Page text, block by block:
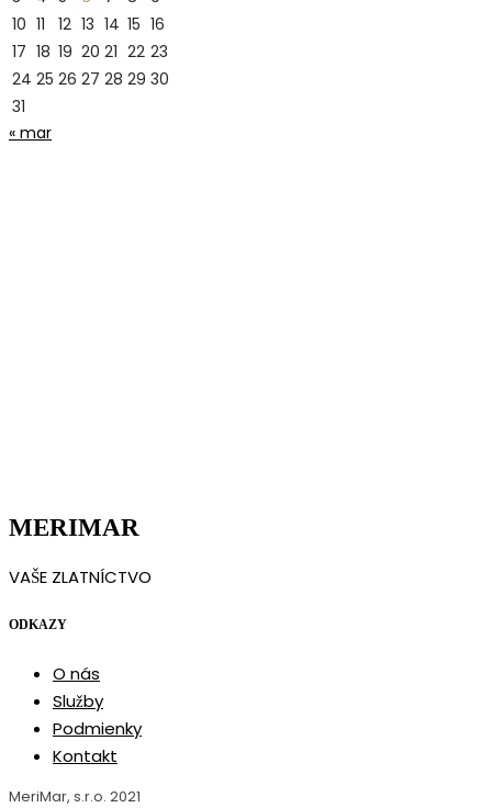
10 11 12 13 14 15 16
17 18 19 20 21 22 23
24 25 26 27 28 29 30
31
« mar
MERIMAR
VAŠE ZLATNÍCTVO
ODKAZY
O nás
Služby
Podmienky
Kontakt
MeriMar, s.r.o. 2021